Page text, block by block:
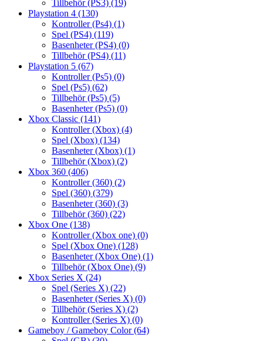
Tillbehör (PS3) (19)
Playstation 4 (130)
Kontroller (Ps4) (1)
Spel (PS4) (119)
Basenheter (PS4) (0)
Tillbehör (PS4) (11)
Playstation 5 (67)
Kontroller (Ps5) (0)
Spel (Ps5) (62)
Tillbehör (Ps5) (5)
Basenheter (Ps5) (0)
Xbox Classic (141)
Kontroller (Xbox) (4)
Spel (Xbox) (134)
Basenheter (Xbox) (1)
Tillbehör (Xbox) (2)
Xbox 360 (406)
Kontroller (360) (2)
Spel (360) (379)
Basenheter (360) (3)
Tillbehör (360) (22)
Xbox One (138)
Kontroller (Xbox one) (0)
Spel (Xbox One) (128)
Basenheter (Xbox One) (1)
Tillbehör (Xbox One) (9)
Xbox Series X (24)
Spel (Series X) (22)
Basenheter (Series X) (0)
Tillbehör (Series X) (2)
Kontroller (Series X) (0)
Gameboy / Gameboy Color(64)